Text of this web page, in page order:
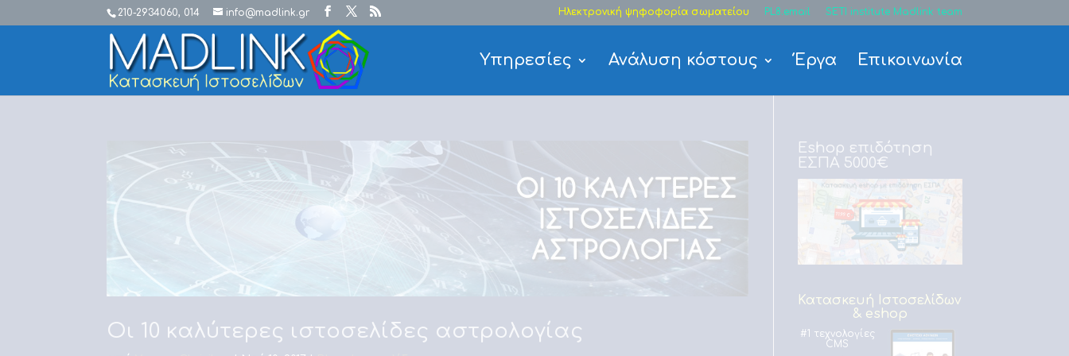
210-2934060, 014 info@madlink.gr Ηλεκτρονική ψηφοφορία σωματείου PL8.email SETI institute Madlink team
Υπηρεσίες Ανάλυση κόστους Έργα Επικοινωνία
Οι 10 καλύτερες ιστοσελίδες αστρολογίας
Eshop επιδότηση
ΕΣΠΑ 5000€
Κατασκευή Ιστοσελίδων
& eshop
#1 τεχνολογίες
CMS